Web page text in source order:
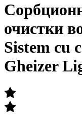
очистки
Sistem cu
Gheizer